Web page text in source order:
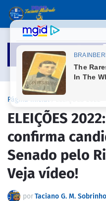
Página inicial
ELEIÇÕES
confirma
Senado pelo
Veja vídeo!
porTaciano G. M. Sobrinho